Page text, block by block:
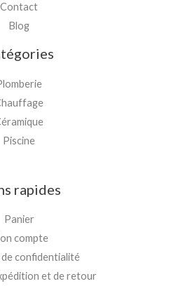
Contact
Blog
Piscine
rapides
Panier
compte
confidentialité
et de retour